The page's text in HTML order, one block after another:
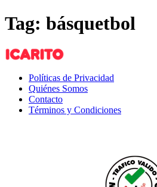
Tag: básquetbol
Políticas de Privacidad
Quiénes Somos
Contacto
Términos y Condiciones